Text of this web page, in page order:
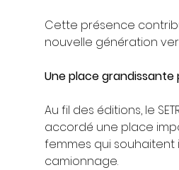
Cette présence
nouvelle génération
Une place
Au fil des éditions, le
accordé une place
femmes qui souhaitent
camionnage.